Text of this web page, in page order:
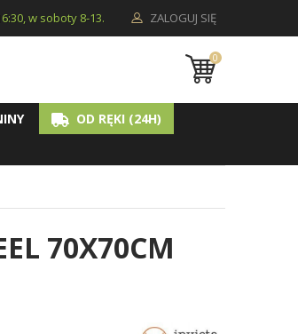
ZALOGUJ SIĘ
w soboty 8-13.
0
OD RĘKI (24H)
70X70CM